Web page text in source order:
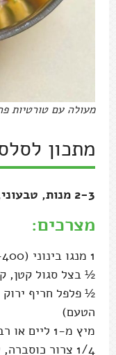
מעולה עם טורטיות
מתכון
2-3 מנות, טבעוני, 10-15 דקות הכנה + זמן כולל
מצרכים:
1 מנגו בינוני (300-400 גרם) בשל אבל לא רך מדי
½ בצל סגול קטן,
½ פלפל חריף ירוק
הטעם)
מיץ מ-1 ליים או רבע לימון
1/4 צרור